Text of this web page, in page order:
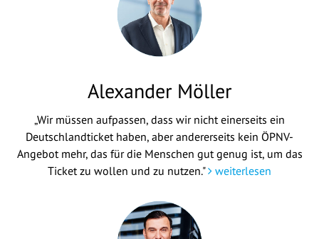
Alexander Möller
„Wir müssen aufpassen, dass wir nicht einerseits ein
Deutschlandticket haben, aber andererseits kein ÖPNV-
Angebot mehr, das für die Menschen gut genug ist, um das
Ticket zu wollen und zu nutzen."
weiterlesen